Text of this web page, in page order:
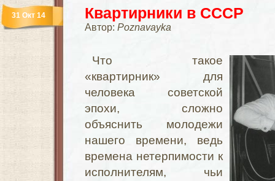
Квартирники в СССР
Автор: Poznavayka
31 Окт 14
Что такое
«квартирник» для
человека советской
эпохи, сложно
объяснить молодежи
нашего времени, ведь
времена нетерпимости к
исполнителям, чьи